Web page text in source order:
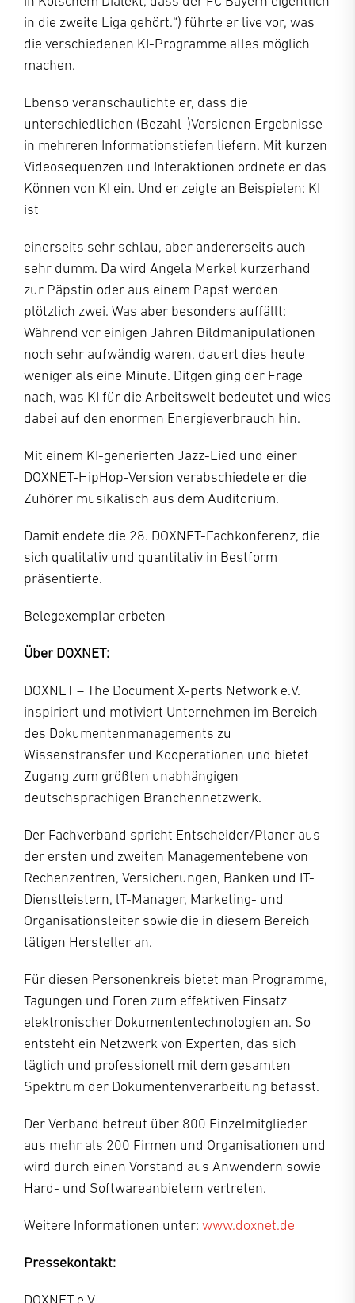
in die zweite Liga gehört.“) führte er live vor, was
die verschiedenen KI-Programme alles möglich
machen.
Ebenso veranschaulichte er, dass die
unterschiedlichen (Bezahl-)Versionen Ergebnisse
in mehreren Informationstiefen liefern. Mit kurzen
Videosequenzen und Interaktionen ordnete er das
Können von KI ein. Und er zeigte an Beispielen: KI
ist
einerseits sehr schlau, aber andererseits auch
sehr dumm. Da wird Angela Merkel kurzerhand
zur Päpstin oder aus einem Papst werden
plötzlich zwei. Was aber besonders auffällt:
Während vor einigen Jahren Bildmanipulationen
noch sehr aufwändig waren, dauert dies heute
weniger als eine Minute. Ditgen ging der Frage
nach, was KI für die Arbeitswelt bedeutet und wies
dabei auf den enormen Energieverbrauch hin.
Mit einem KI-generierten Jazz-Lied und einer
DOXNET-HipHop-Version verabschiedete er die
Zuhörer musikalisch aus dem Auditorium.
Damit endete die 28. DOXNET-Fachkonferenz, die
sich qualitativ und quantitativ in Bestform
präsentierte.
Belegexemplar erbeten
Über DOXNET:
DOXNET – The Document X-perts Network e.V.
inspiriert und motiviert Unternehmen im Bereich
des Dokumentenmanagements zu
Wissenstransfer und Kooperationen und bietet
Zugang zum größten unabhängigen
deutschsprachigen Branchennetzwerk.
Der Fachverband spricht Entscheider/Planer aus
der ersten und zweiten Managementebene von
Rechenzentren, Versicherungen, Banken und IT-
Dienstleistern, lT-Manager, Marketing- und
Organisationsleiter sowie die in diesem Bereich
tätigen Hersteller an.
Für diesen Personenkreis bietet man Programme,
Tagungen und Foren zum effektiven Einsatz
elektronischer Dokumententechnologien an. So
entsteht ein Netzwerk von Experten, das sich
täglich und professionell mit dem gesamten
Spektrum der Dokumentenverarbeitung befasst.
Der Verband betreut über 800 Einzelmitglieder
aus mehr als 200 Firmen und Organisationen und
wird durch einen Vorstand aus Anwendern sowie
Hard- und Softwareanbietern vertreten.
Weitere Informationen unter: www.doxnet.de
Pressekontakt:
DOXNET e.V.